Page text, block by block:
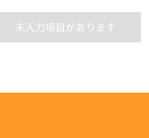
未入力項目があります